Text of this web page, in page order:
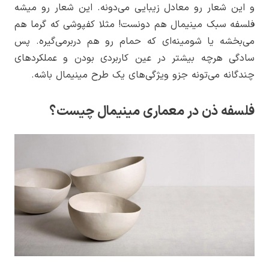
و این شعار رو معادل زیبایی می‌دونه. این شعار رو میشه
فلسفه سبک مینیمال هم دونست! مثلا کفپوشی که گرما هم
می‌بخشه یا شومینه‌ای که حمام رو هم دربرمی‌گیره. پس
سادگی هرچه بیشتر در عین کاربردی بودن و عملکردهای
چندگانه می‌تونه جزو ویژگی‌های یک طرح مینیمال باشه.
فلسفه ذن در معماری مینیمال چیست؟